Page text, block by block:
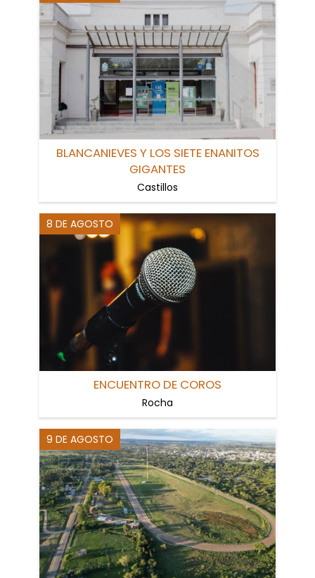
BLANCANIEVES Y LOS SIETE ENANITOS
GIGANTES
Castillos
8 DE AGOSTO
ENCUENTRO DE COROS
Rocha
9 DE AGOSTO